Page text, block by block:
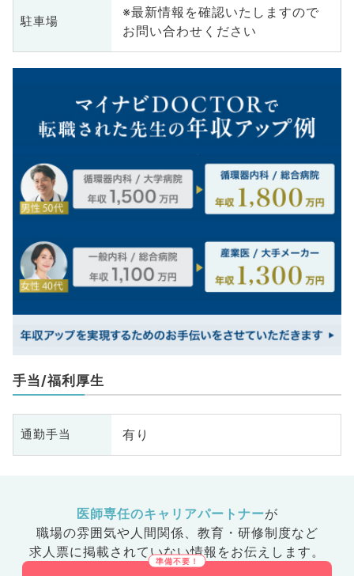
駐車場
※最新情報を確認いたしますので
お問い合わせください
手当/福利厚生
通勤手当 有り
医師専任のキャリアパートナーが
職場の雰囲気や人間関係、 教育・研修制度など
求人票に掲載されていない情報をお伝えします。